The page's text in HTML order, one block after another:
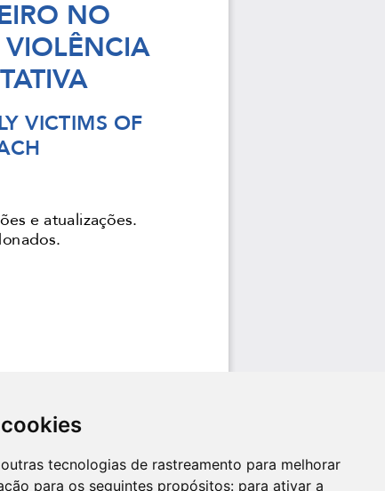
tecnologias de rastreamento para melhorar
para os seguintes propósitos: para ativar a